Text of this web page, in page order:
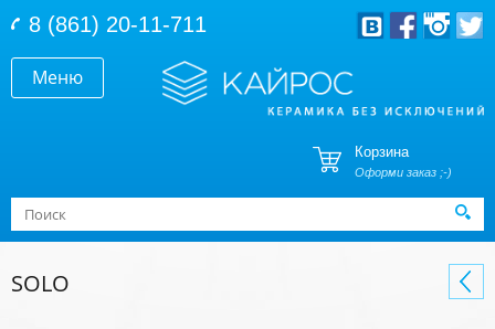
Меню
8 (861) 20-11-711
Корзина
Оформи заказ ;-)
Форма поиска
Поиск
SOLO